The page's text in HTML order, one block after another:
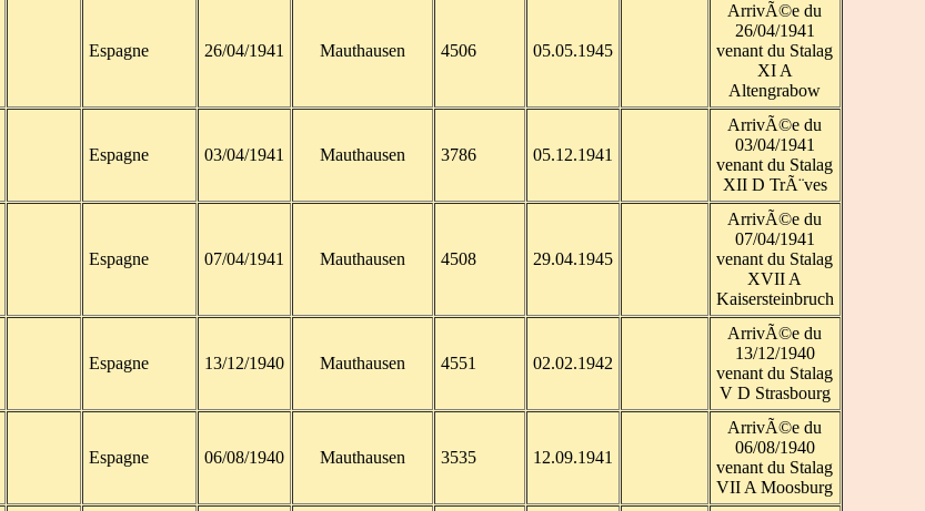
Espagne 26/04/1941 Mauthausen 4506 05.05.1945
ArrivÃ©e du
26/04/1941
venant du Stalag
XI A
Altengrabow
Espagne 03/04/1941 Mauthausen 3786 05.12.1941
ArrivÃ©e du
03/04/1941
venant du Stalag
XII D TrÃ¨ves
Espagne 07/04/1941 Mauthausen 4508 29.04.1945
ArrivÃ©e du
07/04/1941
venant du Stalag
XVII A
Kaisersteinbruch
Espagne 13/12/1940 Mauthausen 4551 02.02.1942
ArrivÃ©e du
13/12/1940
venant du Stalag
V D Strasbourg
Espagne 06/08/1940 Mauthausen 3535 12.09.1941
ArrivÃ©e du
06/08/1940
venant du Stalag
VII A Moosburg